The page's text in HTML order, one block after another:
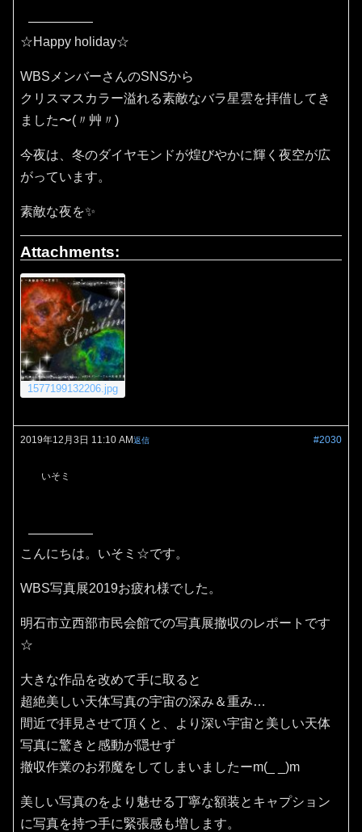
☆Happy holiday☆
WBSメンバーさんのSNSから
クリスマスカラー溢れる素敵なバラ星雲を拝借してき
ました〜(〃艸〃)
今夜は、冬のダイヤモンドが煌びやかに輝く夜空が広
がっています。
素敵な夜を✨
Attachments:
1577199132206.jpg
2019年12月3日 11:10 AM #2030
返信
いそミ
こんにちは。いそミ☆です。
WBS写真展2019お疲れ様でした。
明石市立西部市民会館での写真展撤収のレポートです
☆
大きな作品を改めて手に取ると
超絶美しい天体写真の宇宙の深み＆重み…
間近で拝見させて頂くと、より深い宇宙と美しい天体
写真に驚きと感動が隠せず
撤収作業のお邪魔をしてしまいましたーm(_ _)m
美しい写真のをより魅せる丁寧な額装とキャプション
に写真を持つ手に緊張感も増します。